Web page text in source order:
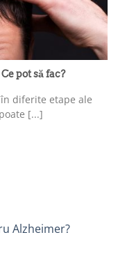
pot să fac?
diferite etape ale
[...]
Alzheimer?